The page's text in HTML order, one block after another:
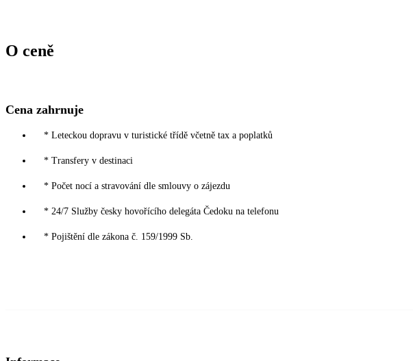
O ceně
Cena zahrnuje
* Leteckou dopravu v turistické třídě včetně tax a poplatků
* Transfery v destinaci
* Počet nocí a stravování dle smlouvy o zájezdu
* 24/7 Služby česky hovořícího delegáta Čedoku na telefonu
* Pojištění dle zákona č. 159/1999 Sb.